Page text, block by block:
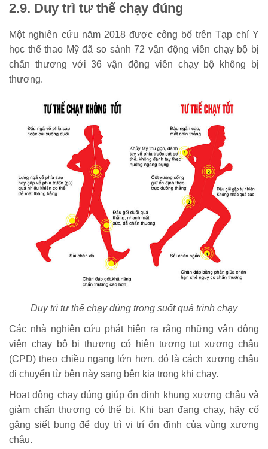
2.9. Duy trì tư thế chạy đúng
Một nghiên cứu năm 2018 được công bố trên Tạp chí Y
học thể thao Mỹ đã so sánh 72 vận động viên chạy bộ bị
chấn thương với 36 vận động viên chạy bộ không bị
thương.
Duy trì tư thế chạy đúng trong suốt quá trình chạy
Các nhà nghiên cứu phát hiện ra rằng những vận động
viên chạy bộ bị thương có hiện tượng tụt xương chậu
(CPD) theo chiều ngang lớn hơn, đó là cách xương chậu
di chuyển từ bên này sang bên kia trong khi chạy.
Hoạt động chạy đúng giúp ổn định khung xương chậu và
giảm chấn thương có thể bị. Khi bạn đang chạy, hãy cố
gắng siết bụng để duy trì vị trí ổn định của vùng xương
chậu.